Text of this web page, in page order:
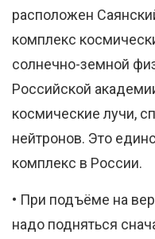
расположен
комплекс
солнечно-земной
Российской
космические лучи,
нейтронов. Это
комплекс в России.
• При подъёме на
надо подняться